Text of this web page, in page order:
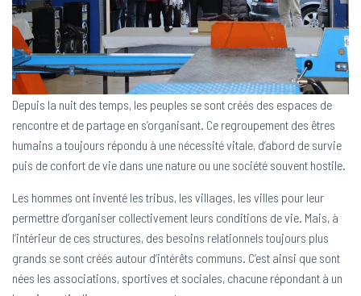
l
n
v
g
o
n
Depuis la nuit des temps, les peuples se sont créés des espaces de
rencontre et de partage en s’organisant. Ce regroupement des êtres
humains a toujours répondu à une nécessité vitale, d’abord de survie
puis de confort de vie dans une nature ou une société souvent hostile.
Les hommes ont inventé les tribus, les villages, les villes pour leur
permettre d’organiser collectivement leurs conditions de vie. Mais, à
l’intérieur de ces structures, des besoins relationnels toujours plus
grands se sont créés autour d’intérêts communs. C’est ainsi que sont
nées les associations, sportives et sociales, chacune répondant à un